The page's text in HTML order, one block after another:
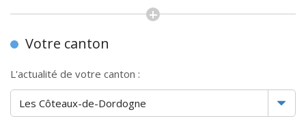
Votre canton
L'actualité de votre canton :